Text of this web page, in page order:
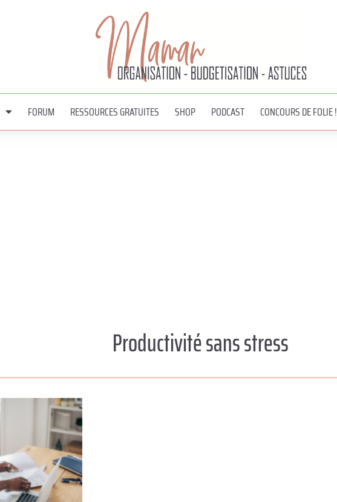
FORUM RESSOURCES GRATUITES SHOP PODCAST CONCOURS DE FOLIE !
Productivité sans stress